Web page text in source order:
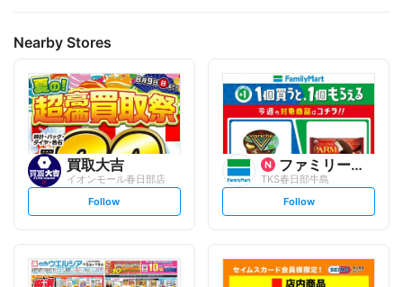
Nearby Stores
買取大吉
イオンモール春日部店
s
t
l
o
w
Follow
ファミリーマート
TKS春日部牛島
s
t
l
o
w
Follow